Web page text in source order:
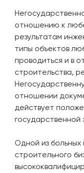
отношению к
результатам
типы объектов
проводиться и в
строительства,
отношении
действует
государственной
Одной из
строительного